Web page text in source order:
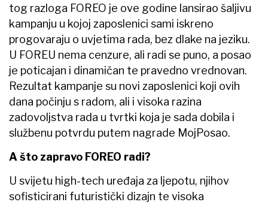
tog razloga FOREO je ove godine lansirao šaljivu
kampanju u kojoj zaposlenici sami iskreno
progovaraju o uvjetima rada, bez dlake na jeziku.
U FOREU nema cenzure, ali radi se puno, a posao
je poticajan i dinamičan te pravedno vrednovan.
Rezultat kampanje su novi zaposlenici koji ovih
dana počinju s radom, ali i visoka razina
zadovoljstva rada u tvrtki koja je sada dobila i
službenu potvrdu putem nagrade MojPosao.
A što zapravo FOREO radi?
U svijetu high-tech uređaja za ljepotu, njihov
sofisticirani futuristički dizajn te visoka